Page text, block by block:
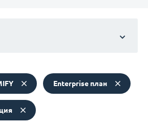
Enterprise план